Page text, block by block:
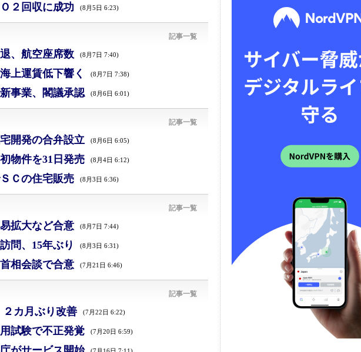
２回収に成功 (8月5日 6:23)
記事一覧
、航空座席数 (8月7日 7:40)
上運賃低下響く (8月7日 7:38)
事業、閣議承認 (8月6日 6:01)
記事一覧
開発の合弁設立 (8月6日 6:05)
物件を31日発売 (8月4日 6:12)
Ｃの住宅販売 (8月3日 6:36)
記事一覧
拡大など合意 (8月7日 7:44)
問、15年ぶり (8月3日 6:31)
相会談で合意 (7月21日 6:46)
記事一覧
カ月ぶり改善 (7月22日 6:22)
試験で不正発覚 (7月20日 6:59)